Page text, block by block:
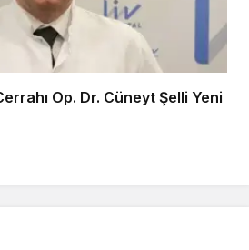
Op. Dr. Cüneyt Şelli Yeni